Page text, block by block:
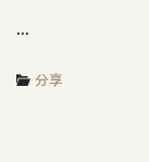
...
分享